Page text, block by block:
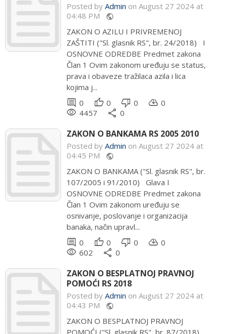
Posted by Admin on August 27 2024 at
04:48 PM public
ZAKON O AZILU I PRIVREMENOJ
ZAŠTITI ("Sl. glasnik RS", br. 24/2018) I
OSNOVNE ODREDBE Predmet zakona
Član 1 Ovim zakonom uređuju se status,
prava i obaveze tražilaca azila i lica
kojima j...
comment 0 thumb_up 0 thumb_down 0 cloud_download 0
remove_red_eye 4457 share 0
ZAKON O BANKAMA RS 2005 2010
Posted by Admin on August 27 2024 at
04:45 PM public
ZAKON O BANKAMA ("Sl. glasnik RS", br.
107/2005 i 91/2010) Glava I
OSNOVNE ODREDBE Predmet zakona
Član 1 Ovim zakonom uređuju se
osnivanje, poslovanje i organizacija
banaka, način upravl...
comment 0 thumb_up 0 thumb_down 0 cloud_download 0
remove_red_eye 602 share 0
ZAKON O BESPLATNOJ PRAVNOJ
POMOĆI RS 2018
Posted by Admin on August 27 2024 at
04:43 PM public
ZAKON O BESPLATNOJ PRAVNOJ
POMOĆI ("Sl. glasnik RS", br. 87/2018)